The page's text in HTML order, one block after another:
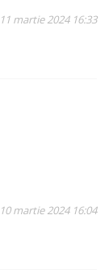
11 martie 2024 16:33
10 martie 2024 16:04